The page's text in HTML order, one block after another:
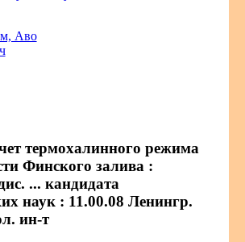
Аво
термохалинного режима
Финского залива :
... кандидата
наук : 11.00.08 Ленингр.
ин-т